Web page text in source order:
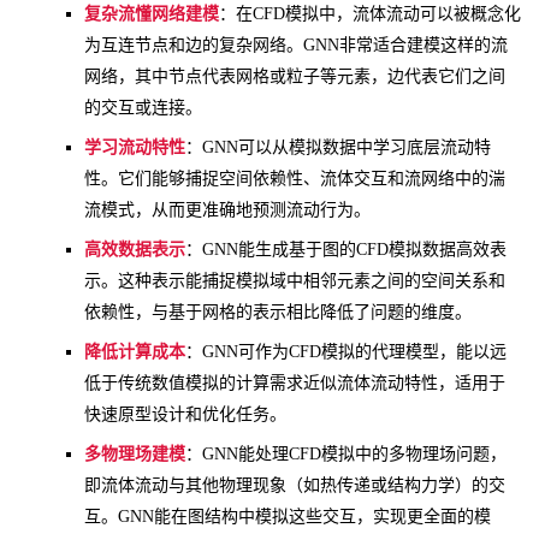
复杂流懂网络建模：在CFD模拟中，流体流动可以被概念化
为互连节点和边的复杂网络。GNN非常适合建模这样的流
网络，其中节点代表网格或粒子等元素，边代表它们之间
的交互或连接。
学习流动特性：GNN可以从模拟数据中学习底层流动特
性。它们能够捕捉空间依赖性、流体交互和流网络中的湍
流模式，从而更准确地预测流动行为。
高效数据表示：GNN能生成基于图的CFD模拟数据高效表
示。这种表示能捕捉模拟域中相邻元素之间的空间关系和
依赖性，与基于网格的表示相比降低了问题的维度。
降低计算成本：GNN可作为CFD模拟的代理模型，能以远
低于传统数值模拟的计算需求近似流体流动特性，适用于
快速原型设计和优化任务。
多物理场建模：GNN能处理CFD模拟中的多物理场问题，
即流体流动与其他物理现象（如热传递或结构力学）的交
互。GNN能在图结构中模拟这些交互，实现更全面的模